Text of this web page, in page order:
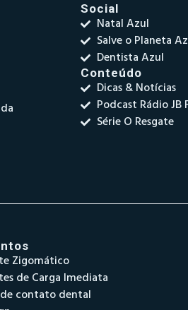
Social
Natal Azul
Salve o Planeta
Dentista Azul
Conteúdo
Dicas & Notícias
Podcast Rádio JB
Série O Resgate
Zigomático
de Carga Imediata
contato dental